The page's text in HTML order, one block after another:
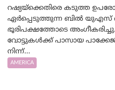
റഷ്യയ്‌ക്കെതിരെ കടുത്ത
ഏർപ്പെടുത്തുന്ന ബിൽ യുഎസ്
ഭൂരിപക്ഷത്തോടെ അംഗീകരിച്ചു.
വോട്ടുകൾക്ക് പാസായ
നിന്ന്...
AMERICA